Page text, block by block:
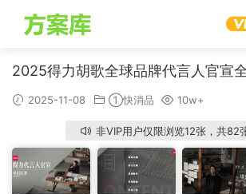
2025得力胡歌全球品牌代言人官宣
2025-11-08 ①快消品 10w+
非VIP用户仅限浏览12张，共82